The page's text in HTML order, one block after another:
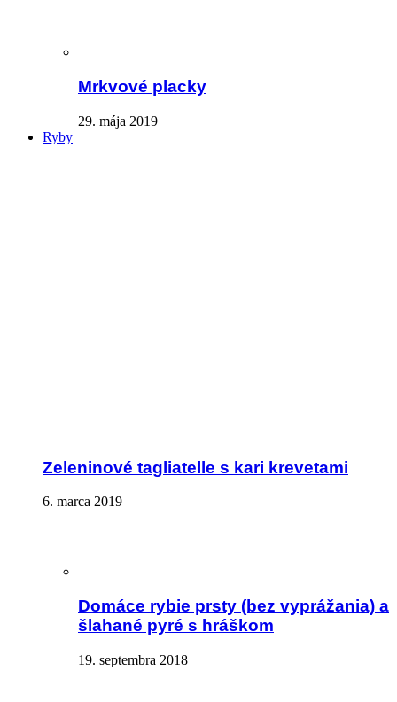
Mrkvové placky
29. mája 2019
Ryby
Zeleninové tagliatelle s kari krevetami
6. marca 2019
Domáce rybie prsty (bez vyprážania) a
šlahané pyré s hráškom
19. septembra 2018